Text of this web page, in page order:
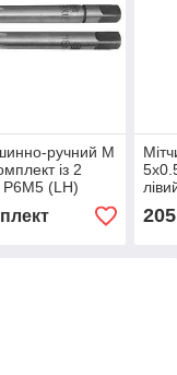
ручний М
із 2
Р6М5 (LH)
(LH)
205